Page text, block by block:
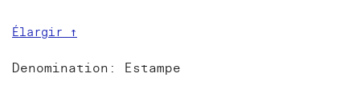
Élargir ↑
Denomination: Estampe